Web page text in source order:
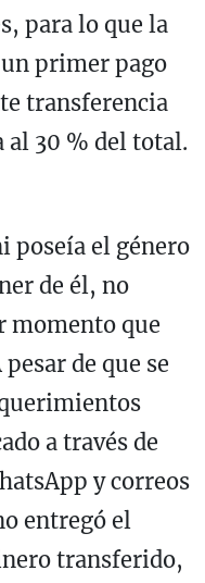
para lo que la
primer pago
transferencia
al 30 % del total.
poseía el género
de él, no
momento que
de que se
a través de
y correos
entregó el
transferido,